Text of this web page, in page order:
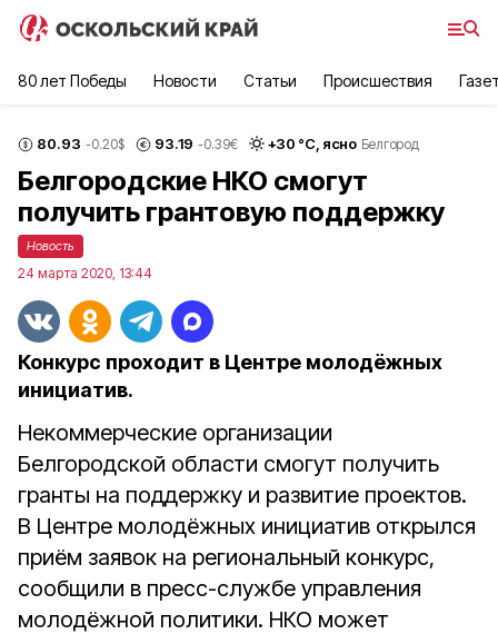
80 лет Победы Новости Статьи Происшествия
80.93 -0.20$ 93.19 -0.39€ +30 °С, ясно Белгород
Белгородские НКО смогут
получить грантовую поддержку
Новость
24 марта 2020, 13:44
Конкурс проходит в Центре молодёжных
инициатив.
Некоммерческие организации
Белгородской области смогут получить
гранты на поддержку и развитие проектов.
В Центре молодёжных инициатив открылся
приём заявок на региональный конкурс,
сообщили в пресс-службе управления
молодёжной политики. НКО может